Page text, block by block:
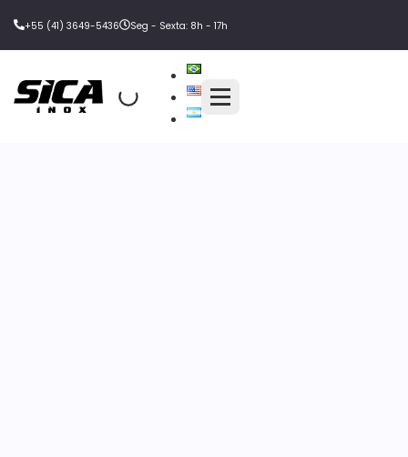
+55 (41) 3649-5436 Seg - Sexta: 8h - 17h